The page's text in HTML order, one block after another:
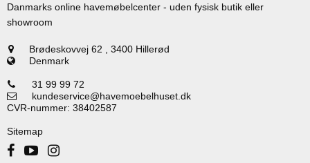
Danmarks online havemøbelcenter - uden fysisk butik eller
showroom
Brødeskovvej 62
3400 Hillerød
Denmark
31 99 99 72
kundeservice@havemoebelhuset.dk
CVR-nummer: 38402587
Sitemap